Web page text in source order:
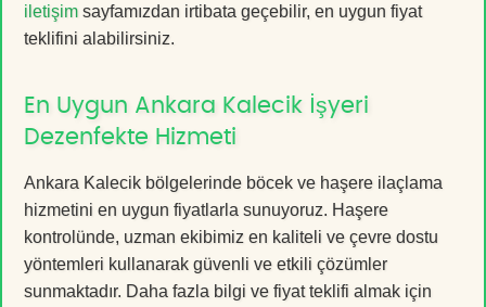
iletişim sayfamızdan irtibata geçebilir, en uygun fiyat
teklifini alabilirsiniz.
En Uygun Ankara Kalecik İşyeri
Dezenfekte Hizmeti
Ankara Kalecik bölgelerinde böcek ve haşere ilaçlama
hizmetini en uygun fiyatlarla sunuyoruz. Haşere
kontrolünde, uzman ekibimiz en kaliteli ve çevre dostu
yöntemleri kullanarak güvenli ve etkili çözümler
sunmaktadır. Daha fazla bilgi ve fiyat teklifi almak için